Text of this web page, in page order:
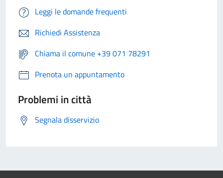
Leggi le domande frequenti
Richiedi Assistenza
Chiama il comune +39 071 78291
Prenota un appuntamento
Problemi in città
Segnala disservizio